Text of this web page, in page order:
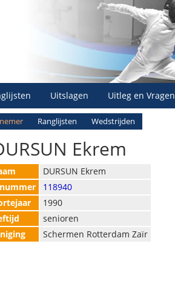
Uitslagen Uitleg en Vragen
Ranglijsten Wedstrijden
Ekrem
DURSUN Ekrem
118940
1990
senioren
Schermen Rotterdam Zaïr